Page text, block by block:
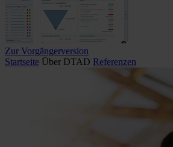
Zur Vorgängerversion
Startseite Über DTAD Referenzen